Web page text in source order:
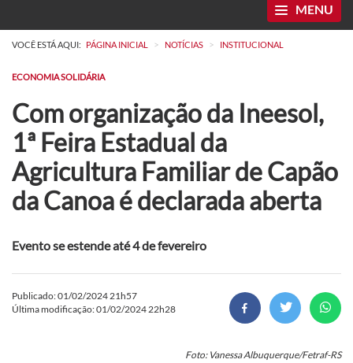
MENU
VOCÊ ESTÁ AQUI: PÁGINA INICIAL > NOTÍCIAS > INSTITUCIONAL
ECONOMIA SOLIDÁRIA
Com organização da Ineesol,
1ª Feira Estadual da
Agricultura Familiar de Capão
da Canoa é declarada aberta
Evento se estende até 4 de fevereiro
Publicado: 01/02/2024 21h57
Última modificação: 01/02/2024 22h28
Foto: Vanessa Albuquerque/Fetraf-RS